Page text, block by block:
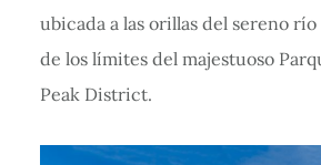
ubicada a las orillas del sereno
de los límites del majestuoso
Peak District.